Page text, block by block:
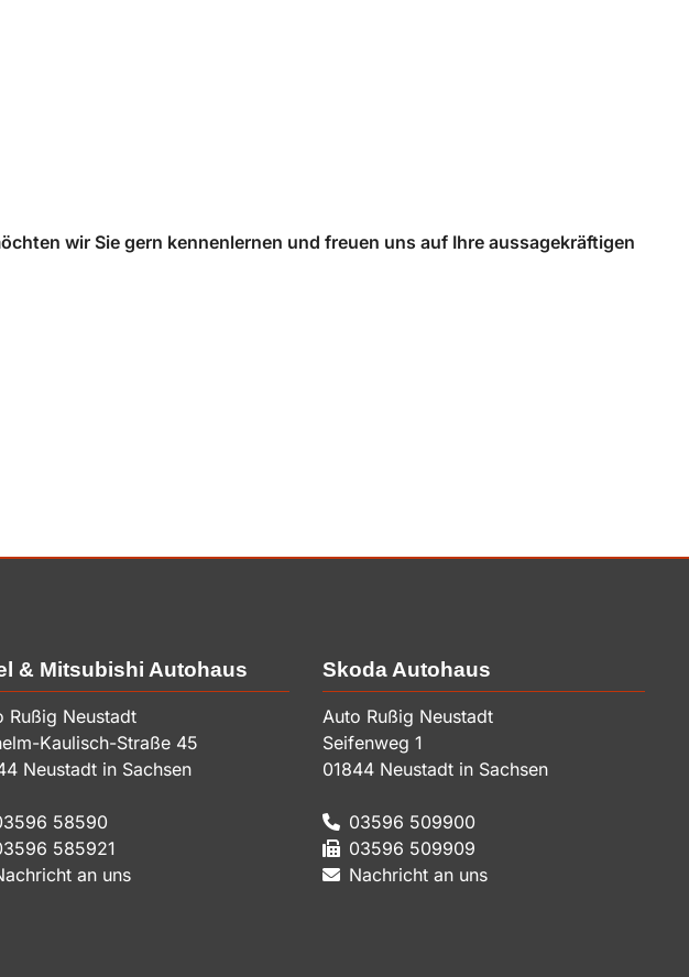
wir Sie gern kennenlernen und freuen uns auf Ihre aussagekräftigen
& Mitsubishi Autohaus
Rußig Neustadt
Kaulisch-Straße 45
Neustadt in Sachsen
58590
585921
an uns
Skoda Autohaus
Auto Rußig Neustadt
Seifenweg 1
01844 Neustadt in Sachsen
03596 509900
03596 509909
Nachricht an uns